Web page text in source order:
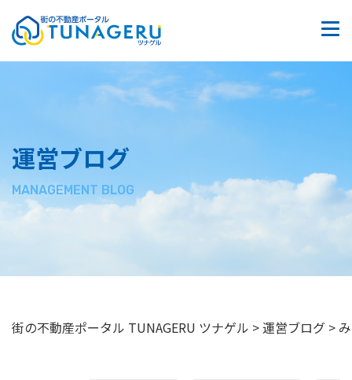
質問掲示板
お問い合わせ
プライバシーポリシー
運営ブログ
MANAGEMENT BLOG
街の不動産ポータル TUNAGERU ツナゲル >運営ブログ >